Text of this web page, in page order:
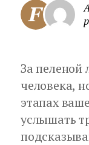
За пеленой
человека,
этапах
услышать